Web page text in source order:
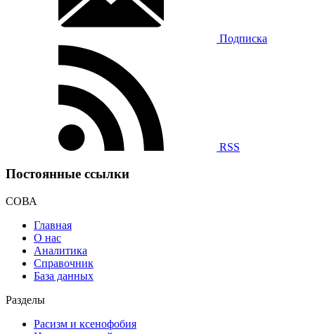
Подписка
RSS
Постоянные ссылки
СОВА
Главная
О нас
Аналитика
Справочник
База данных
Разделы
Расизм и ксенофобия